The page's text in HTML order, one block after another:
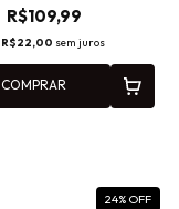
R$109,99
R$22,00 sem juros
COMPRAR
24% OFF